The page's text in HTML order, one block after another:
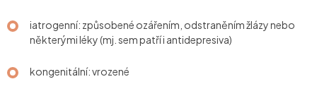
iatrogenní: způsobené ozářením, odstraněním žlázy nebo
některými léky (mj. sem patří i antidepresiva)
kongenitální: vrozené